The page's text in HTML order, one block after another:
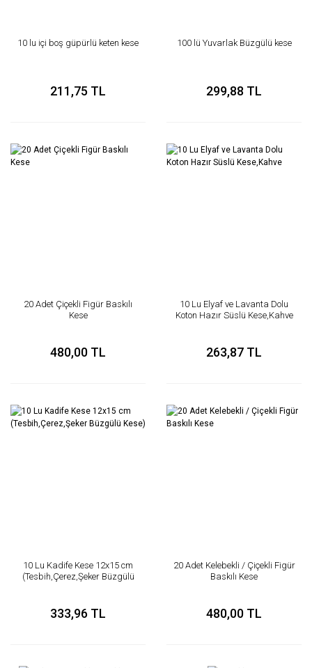
10 lu içi boş güpürlü keten kese
211,75 TL
100 lü Yuvarlak Büzgülü kese
299,88 TL
20 Adet Çiçekli Figür Baskılı
Kese
480,00 TL
10 Lu Elyaf ve Lavanta Dolu
Koton Hazır Süslü Kese,Kahve
263,87 TL
10 Lu Kadife Kese 12x15 cm
(Tesbih,Çerez,Şeker Büzgülü
333,96 TL
20 Adet Kelebekli / Çiçekli Figür
Baskılı Kese
480,00 TL